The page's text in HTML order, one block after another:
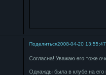
Поделиться2008-04-20 13:55:47
Согласна! Уважаю его тоже
Однажды была в клубе на его